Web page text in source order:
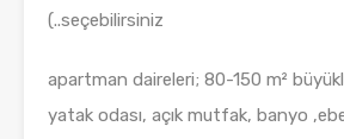
seçebilirsiniz..)
1+1 apartman daireleri; 80-150 m²
yatak odası, açık mutfak, banyo